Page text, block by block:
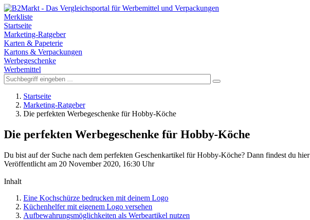
Merkliste
Startseite
Marketing-Ratgeber
Karten & Papeterie
Kartons & Verpackungen
Werbegeschenke
Werbemittel
Startseite
Marketing-Ratgeber
Die perfekten Werbegeschenke für Hobby-Köche
Die perfekten Werbegeschenke für Hobby-Köche
Du bist auf der Suche nach dem perfekten Geschenkartikel für Hobby-Köche? Dann findest du
Veröffentlicht am 20 November 2020, 16:30 Uhr
Inhalt
Eine Kochschürze bedrucken mit deinem Logo
Küchenhelfer mit eigenem Logo versehen
Aufbewahrungsmöglichkeiten als Werbeartikel nutzen